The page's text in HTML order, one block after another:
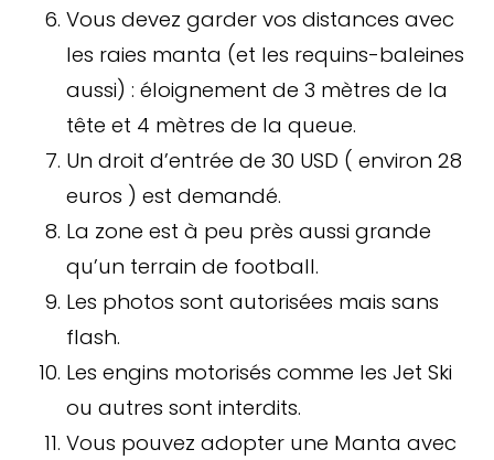
Vous devez garder vos distances avec
les raies manta (et les requins-baleines
aussi) : éloignement de 3 mètres de la
tête et 4 mètres de la queue.
Un droit d’entrée de 30 USD ( environ 28
euros ) est demandé.
La zone est à peu près aussi grande
qu’un terrain de football.
Les photos sont autorisées mais sans
flash.
Les engins motorisés comme les Jet Ski
ou autres sont interdits.
Vous pouvez adopter une Manta avec